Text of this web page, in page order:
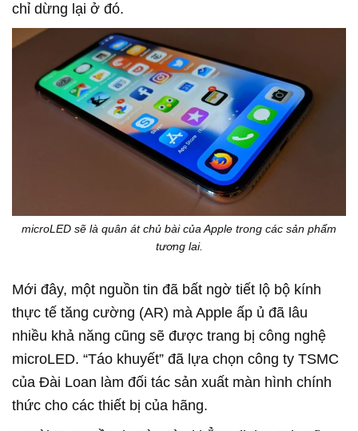
chỉ dừng lại ở đó.
microLED sẽ là quân át chủ bài của Apple trong các sản phẩm
tương lai.
Mới đây, một nguồn tin đã bất ngờ tiết lộ bộ kính
thực tế tăng cường (AR) mà Apple ấp ủ đã lâu
nhiều khả năng cũng sẽ được trang bị công nghệ
microLED. “Táo khuyết” đã lựa chọn công ty TSMC
của Đài Loan làm đối tác sản xuất màn hình chính
thức cho các thiết bị của hãng.